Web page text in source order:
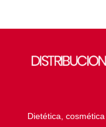
Dietética,